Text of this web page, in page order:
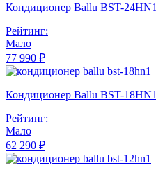
Кондиционер Ballu BST-24HN1
Рейтинг:
Мало
77 990 ₽
Кондиционер Ballu BST-18HN1
Рейтинг:
Мало
62 290 ₽